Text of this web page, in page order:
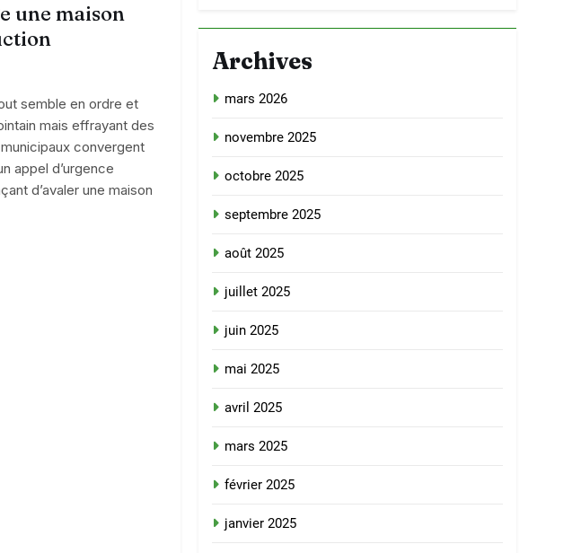
une maison
semble en ordre et
mais effrayant des
convergent
appel d’urgence
d’avaler une maison
Archives
mars 2026
novembre 2025
octobre 2025
septembre 2025
août 2025
juillet 2025
juin 2025
mai 2025
avril 2025
mars 2025
février 2025
janvier 2025